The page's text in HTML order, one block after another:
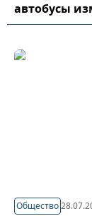
автобусы
Общество